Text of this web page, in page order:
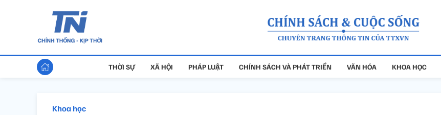
THỜI SỰ XÃ HỘI PHÁP LUẬT CHÍNH SÁCH VÀ PHÁT TRIỂN VĂN HÓA KHOA HỌC
Khoa học